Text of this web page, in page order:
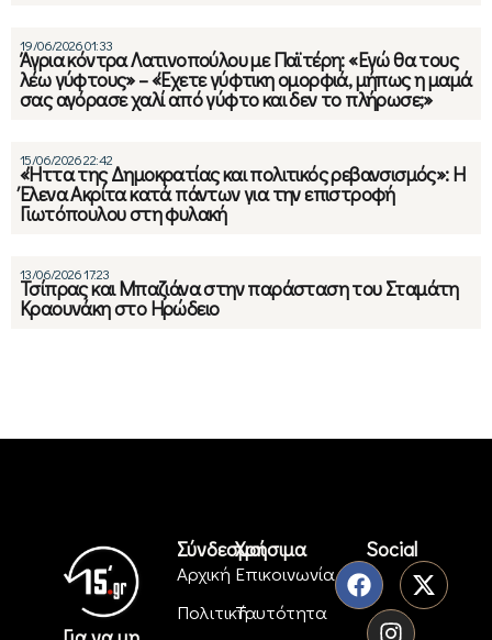
19/06/2026 01:33
Άγρια κόντρα Λατινοπούλου με Παϊτέρη: «Εγώ θα τους
λέω γύφτους» – «Έχετε γύφτικη ομορφιά, μήπως η μαμά
σας αγόρασε χαλί από γύφτο και δεν το πλήρωσε;»
15/06/2026 22:42
«Ήττα της Δημοκρατίας και πολιτικός ρεβανσισμός»: Η
Έλενα Ακρίτα κατά πάντων για την επιστροφή
Γιωτόπουλου στη φυλακή
13/06/2026 17:23
Τσίπρας και Μπαζιάνα στην παράσταση του Σταμάτη
Κραουνάκη στο Ηρώδειο
Σύνδεσμοι
Αρχική
Πολιτική
Χρήσιμα
Επικοινωνία
Ταυτότητα
Social